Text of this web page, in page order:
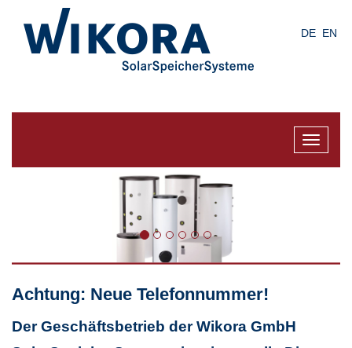
DE EN
Toggle
Achtung: Neue Telefonnummer!
Der Geschäftsbetrieb der Wikora GmbH